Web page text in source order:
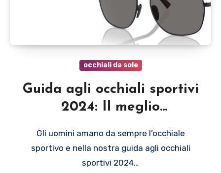
occhiali da sole
Guida agli occhiali sportivi
2024: Il meglio
Rossa
Gli uomini amano da sempre l’occhiale
sportivo e nella nostra guida agli occhiali
sportivi 2024…